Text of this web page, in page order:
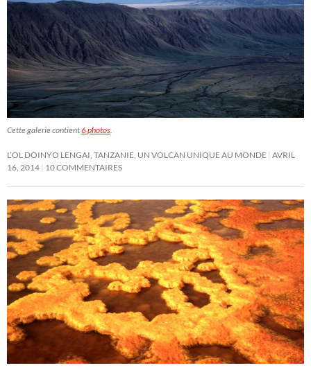
Cette galerie contient6 photos.
L’OL DOINYO LENGAI, TANZANIE, UN VOLCAN UNIQUE AU MONDE AVRIL
16, 2014 10 COMMENTAIRES